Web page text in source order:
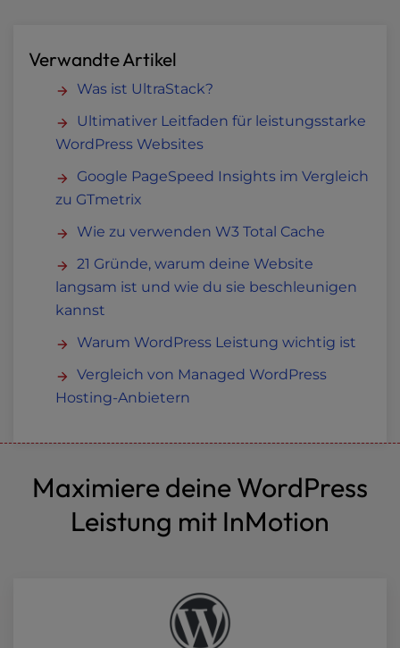
Verwandte Artikel
Was ist UltraStack?
Ultimativer Leitfaden für leistungsstarke
WordPress Websites
Google PageSpeed Insights im Vergleich
zu GTmetrix
Wie zu verwenden W3 Total Cache
21 Gründe, warum deine Website
langsam ist und wie du sie beschleunigen
kannst
Warum WordPress Leistung wichtig ist
Vergleich von Managed WordPress
Hosting-Anbietern
Maximiere deine WordPress
Leistung mit InMotion